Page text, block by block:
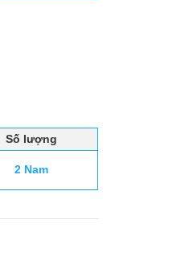
Số lượng
2 Nam